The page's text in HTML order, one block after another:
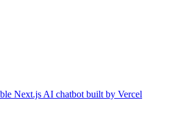
Next.js AI chatbot built by Vercel